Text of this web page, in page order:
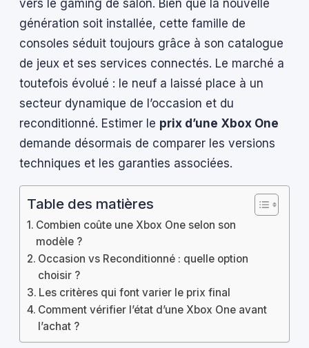
vers le gaming de salon. Bien que la nouvelle
génération soit installée, cette famille de
consoles séduit toujours grâce à son catalogue
de jeux et ses services connectés. Le marché a
toutefois évolué : le neuf a laissé place à un
secteur dynamique de l’occasion et du
reconditionné. Estimer le prix d’une Xbox One
demande désormais de comparer les versions
techniques et les garanties associées.
Table des matières
Combien coûte une Xbox One selon son
modèle ?
Occasion vs Reconditionné : quelle option
choisir ?
Les critères qui font varier le prix final
Comment vérifier l’état d’une Xbox One avant
l’achat ?